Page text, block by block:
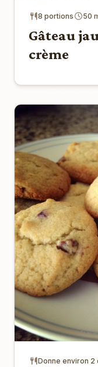
8 portions 50
Gâteau
crème
Donne environ 2